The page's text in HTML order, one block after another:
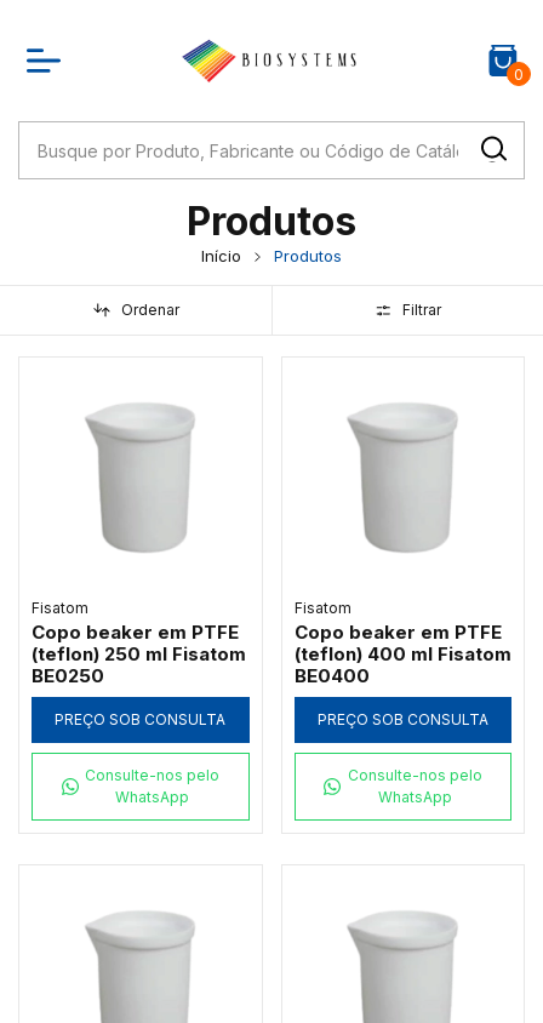
0
Produtos
Início Produtos
Ordenar Filtrar
Fisatom
Copo beaker em PTFE
(teflon) 250 ml Fisatom
BE0250
PREÇO SOB CONSULTA
Consulte-nos pelo
WhatsApp
Fisatom
Copo beaker em PTFE
(teflon) 400 ml Fisatom
BE0400
PREÇO SOB CONSULTA
Consulte-nos pelo
WhatsApp